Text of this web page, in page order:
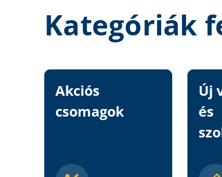
Kategóriák
Akciós
csomagok
Új
és